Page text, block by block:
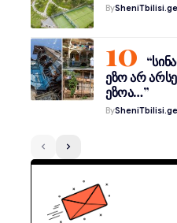
BySheniTbilisi.ge
ეზო არ
ეზოა…”
BySheniTbilisi.ge